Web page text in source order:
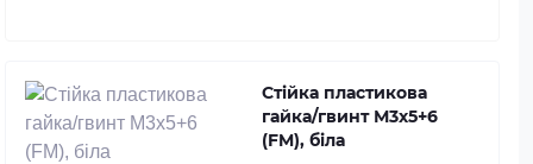
Стійка пластикова
гайка/гвинт М3х5+6
(FM), біла